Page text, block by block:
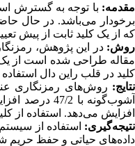
مقدمه: با توجه به گسترش
برخودار می‌باشد. در حال
که از یک کلید ثابت از پیش تعیین-شده
روش:
کلید در قلب راین دال
نتایج:
آشوب‌گونه با
افزایش می‌دهد. استفاده از
نتیجه‌گیری: استفاده از
داده‌های حیاتی و حفظ حریم